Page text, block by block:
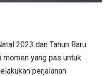
2023 dan Tahun Baru
momen yang pas untuk
perjalanan